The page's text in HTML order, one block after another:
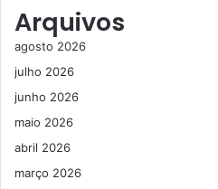
Arquivos
agosto 2026
julho 2026
junho 2026
maio 2026
abril 2026
março 2026